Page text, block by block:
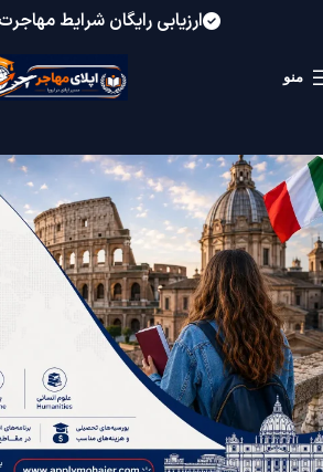
ارزیابی رایگان شرایط
منو